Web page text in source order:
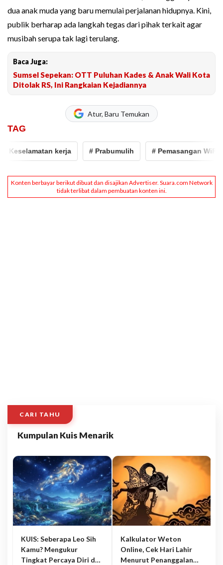
dua anak muda yang baru memulai perjalanan hidupnya. Kini,
publik berharap ada langkah tegas dari pihak terkait agar
musibah serupa tak lagi terulang.
Baca Juga:
Sumsel Sepekan: OTT Puluhan Kades & Anak Wali Kota
Ditolak RS, Ini Rangkaian Kejadiannya
Atur, Baru Temukan
TAG
kerja # Prabumulih # Pemasangan WiFi
CARI TAHU
Kumpulan Kuis Menarik
KUIS: Seberapa Leo Sih
Kamu? Mengukur
Tingkat Percaya Diri dan
Kalkulator Weton
Online, Cek Hari Lahir
Menurut Penanggalan